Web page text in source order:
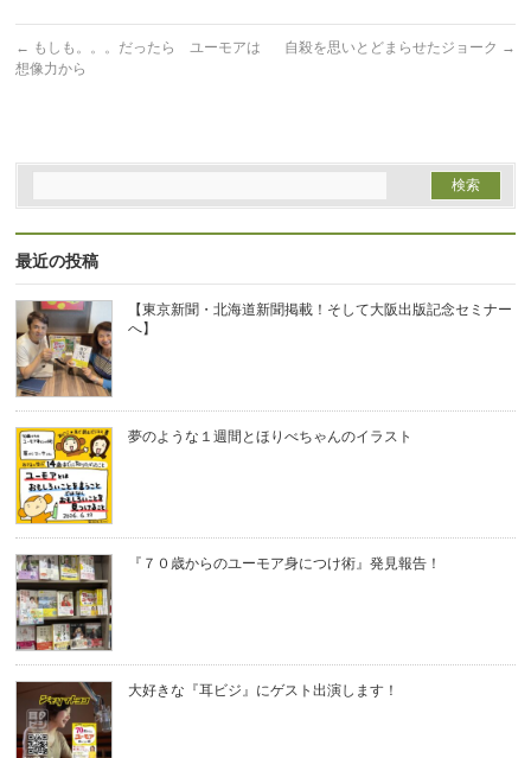
き
ま
← もしも。。。だったら ユーモアは
想像力から
自殺を思いとどまらせたジョーク →
最近の投稿
【東京新聞・北海道新聞掲載！そして大阪出版記念セミナー
へ】
夢のような１週間とほりべちゃんのイラスト
『７０歳からのユーモア身につけ術』発見報告！
大好きな『耳ビジ』にゲスト出演します！